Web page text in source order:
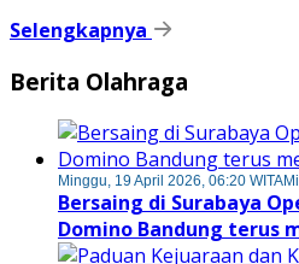
Selengkapnya
Berita Olahraga
Minggu, 19 April 2026, 06:20 WITA
Bersaing di Surabaya
Domino Bandung terus